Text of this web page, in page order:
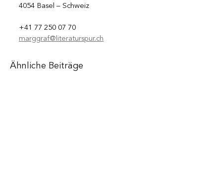
4054 Basel – Schweiz
+41 77 250 07 70
marggraf@literaturspur.ch
Ähnliche Beiträge